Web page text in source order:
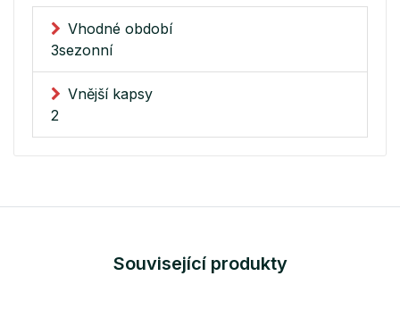
Vhodné období
3sezonní
Vnější kapsy
2
Související produkty